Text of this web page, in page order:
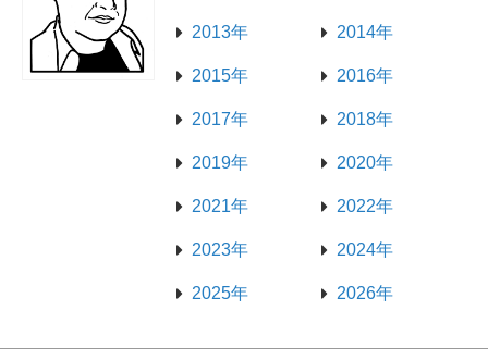
2013年 2014年
2015年 2016年
2017年 2018年
2019年 2020年
2021年 2022年
2023年 2024年
2025年 2026年